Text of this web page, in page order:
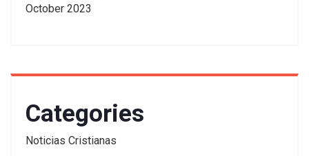
October 2023
Categories
Noticias Cristianas